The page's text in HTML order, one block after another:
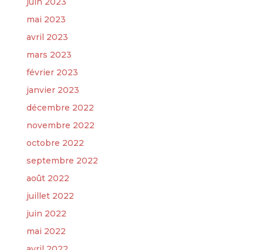
mai 2023
avril 2023
mars 2023
février 2023
janvier 2023
décembre 2022
novembre 2022
octobre 2022
septembre 2022
août 2022
juillet 2022
juin 2022
mai 2022